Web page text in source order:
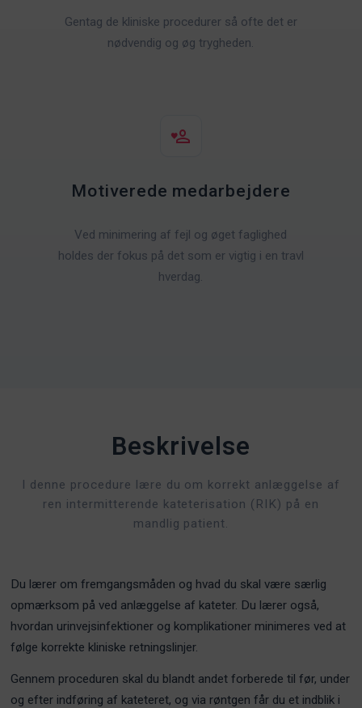
Gentag de kliniske procedurer så ofte det er
nødvendig og øg trygheden.
Motiverede medarbejdere
Ved minimering af fejl og øget faglighed
holdes der fokus på det som er vigtig i en travl
hverdag.
Beskrivelse
I denne procedure lære du om korrekt anlæggelse af
ren intermitterende kateterisation (RIK) på en
mandlig patient.
Du lærer om fremgangsmåden og hvad du skal være særlig
opmærksom på ved anlæggelse af kateter. Du lærer også,
hvordan urinvejsinfektioner og komplikationer minimeres ved at
følge korrekte kliniske retningslinjer.
Gennem proceduren skal du blandt andet forberede til før, under
og efter indføring af kateteret, og via røntgen får du et indblik i